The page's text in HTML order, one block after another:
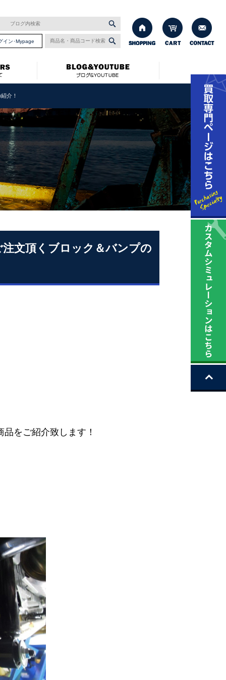
イン･Mypage
介！
文頂くブロック＆バンプの
をご紹介致します！